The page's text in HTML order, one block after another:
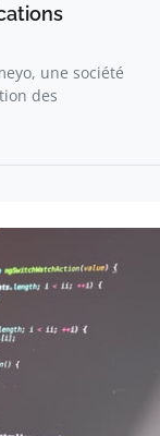
une société
des